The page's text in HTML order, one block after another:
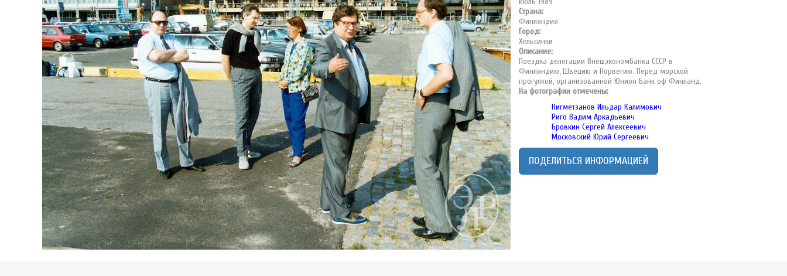
Страна:
Финляндия
Город:
Хельсинки
Описание:
Поездка делегации Внешэкономбанка СССР в
Финляндию, Швецию и Норвегию. Перед морской
прогулкой, организованной Юнион Банк оф Финланд.
На фотографии отмечены:
Нигметзанов Ильдар Калимович
Риго Вадим Аркадьевич
Бровкин Сергей Алексеевич
Московский Юрий Сергеевич
ПОДЕЛИТЬСЯ ИНФОРМАЦИЕЙ